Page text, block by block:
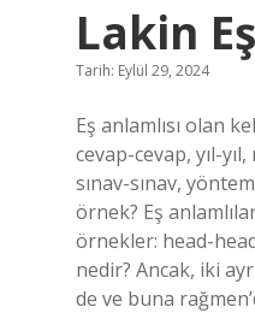
Lakin
Tarih: Eylül 29, 2024
Eş anlamlısı olan
cevap-cevap, yıl-
sınav-sınav,
örnek? Eş
örnekler: head-
nedir? Ancak, iki
de ve buna